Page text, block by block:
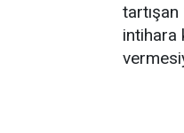
tartışan
intihara